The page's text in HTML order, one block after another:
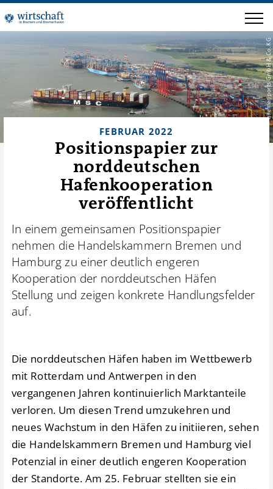
bremenports GmbH & Co. KG
FEBRUAR 2022
Positionspapier zur
norddeutschen
Hafenkooperation
veröffentlicht
In einem gemeinsamen Positionspapier
nehmen die Handelskammern Bremen und
Hamburg zu einer deutlich engeren
Kooperation der norddeutschen Häfen
Stellung und zeigen konkrete Handlungsfelder
auf.
Die norddeutschen Häfen haben im Wettbewerb
mit Rotterdam und Antwerpen in den
vergangenen Jahren kontinuierlich Marktanteile
verloren. Um diesen Trend umzukehren und
neues Wachstum in den Häfen zu initiieren, sehen
die Handelskammern Bremen und Hamburg viel
Potenzial in einer deutlich engeren Kooperation
der Standorte. Am 25. Februar stellten sie ein